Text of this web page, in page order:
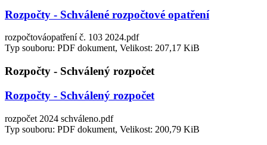
Rozpočty - Schválené rozpočtové opatření
rozpočtováopatření č. 103 2024.pdf
Typ souboru: PDF dokument, Velikost: 207,17 KiB
Rozpočty - Schválený rozpočet
Rozpočty - Schválený rozpočet
rozpočet 2024 schváleno.pdf
Typ souboru: PDF dokument, Velikost: 200,79 KiB